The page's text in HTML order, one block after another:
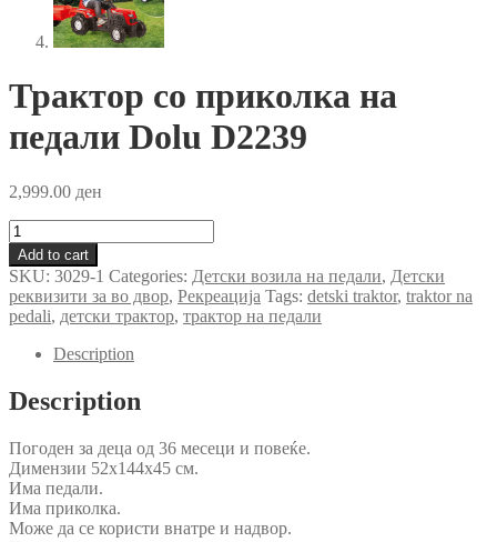
Трактор со приколка на
педали Dolu D2239
2,999.00 ден
Трактор
со
приколка
на
педали
Dolu
D2239
quantity
Add to cart
SKU: 3029-1 Categories: Детски возила на педали, Детски
реквизити за во двор, Рекреација Tags: detski traktor, traktor na
pedali, детски трактор, трактор на педали
Description
Description
Погоден за деца од 36 месеци и повеќе.
Димензии 52х144х45 см.
Има педали.
Има приколка.
Може да се користи внатре и надвор.